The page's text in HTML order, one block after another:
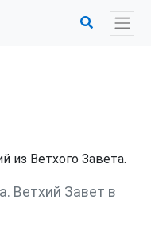
из Ветхого Завета.
Ветхий Завет в